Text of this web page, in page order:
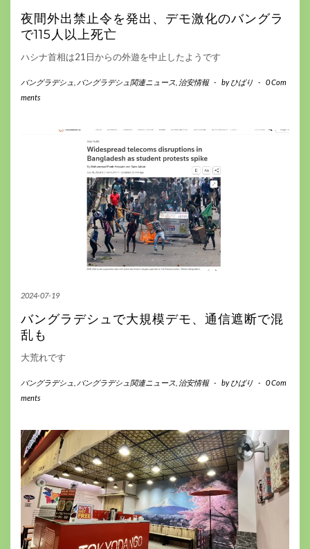
夜間外出禁止令を発出、デモ激化のバングラ
で115人以上死亡
ハシナ首相は21日からの外遊を中止したようです
バングラデシュ バングラデシュ関連ニュース 治安情報 - byひばり -
0 Com
ments
2024-07-19
バングラデシュで大規模デモ、通信遮断で混
乱も
大荒れです
バングラデシュ バングラデシュ関連ニュース 治安情報 - byひばり -
0 Com
ments